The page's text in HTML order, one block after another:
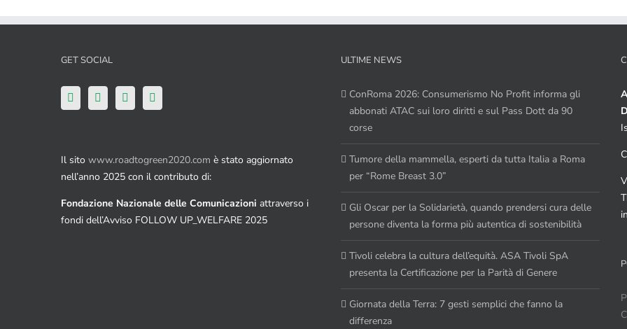
GET SOCIAL
Il sito www.roadtogreen2020.com è stato aggiornato
nell’anno 2025 con il contributo di:
Fondazione Nazionale delle Comunicazioni attraverso i
fondi dell’Avviso FOLLOW UP_WELFARE 2025
ULTIME NEWS
ConRoma 2026: Consumerismo No Profit informa gli
abbonati ATAC sui loro diritti e sul Pass Dott da 90
corse
Tumore della mammella, esperti da tutta Italia a Roma
per “Rome Breast 3.0”
Gli Oscar per la Solidarietà, quando prendersi cura delle
persone diventa la forma più autentica di sostenibilità
Tivoli celebra la cultura dell’equità. ASA Tivoli SpA
presenta la Certificazione per la Parità di Genere
Giornata della Terra: 7 gesti semplici che fanno la
differenza